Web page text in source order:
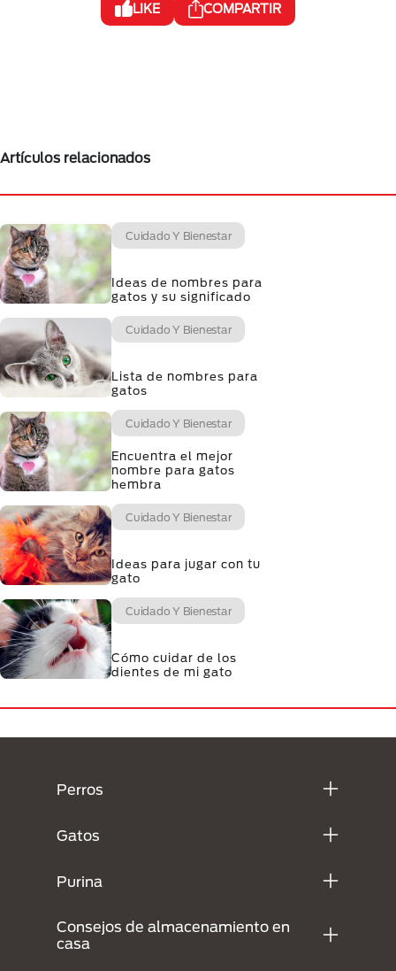
LIKE COMPARTIR
Artículos relacionados
Cuidado Y Bienestar
Ideas de nombres para
gatos y su significado
Cuidado Y Bienestar
Lista de nombres para
gatos
Cuidado Y Bienestar
Encuentra el mejor
nombre para gatos
hembra
Cuidado Y Bienestar
Ideas para jugar con tu
gato
Cuidado Y Bienestar
Cómo cuidar de los
dientes de mi gato
Perros
Gatos
Purina
Consejos de almacenamiento en
casa